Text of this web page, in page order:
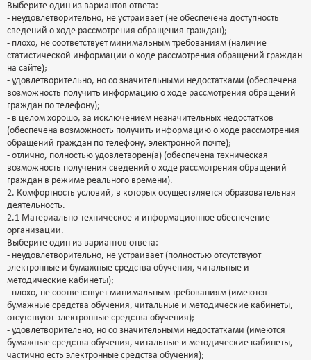
Выберите один из вариантов ответа:
- неудовлетворительно, не устраивает (не обеспечена доступность
сведений о ходе рассмотрения обращения граждан);
- плохо, не соответствует минимальным требованиям (наличие
статистической информации о ходе рассмотрения обращений граждан
на сайте);
- удовлетворительно, но со значительными недостатками (обеспечена
возможность получить информацию о ходе рассмотрения обращений
граждан по телефону);
- в целом хорошо, за исключением незначительных недостатков
(обеспечена возможность получить информацию о ходе рассмотрения
обращений граждан по телефону, электронной почте);
- отлично, полностью удовлетворен(а) (обеспечена техническая
возможность получения сведений о ходе рассмотрения обращений
граждан в режиме реального времени).
2. Комфортность условий, в которых осуществляется образовательная
деятельность.
2.1 Материально-техническое и информационное обеспечение
организации.
Выберите один из вариантов ответа:
- неудовлетворительно, не устраивает (полностью отсутствуют
электронные и бумажные средства обучения, читальные и
методические кабинеты);
- плохо, не соответствует минимальным требованиям (имеются
бумажные средства обучения, читальные и методические кабинеты,
отсутствуют электронные средства обучения);
- удовлетворительно, но со значительными недостатками (имеются
бумажные средства обучения, читальные и методические кабинеты,
частично есть электронные средства обучения);